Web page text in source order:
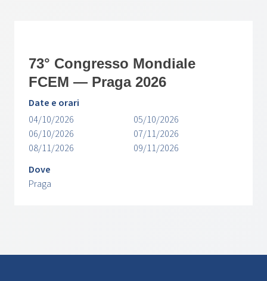
73° Congresso Mondiale
FCEM — Praga 2026
Date e orari
04/10/2026
05/10/2026
06/10/2026
07/11/2026
08/11/2026
09/11/2026
Dove
Praga